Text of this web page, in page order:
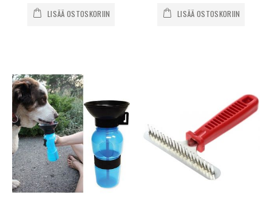
LISÄÄ OSTOSKORIIN LISÄÄ OSTOSKORIIN